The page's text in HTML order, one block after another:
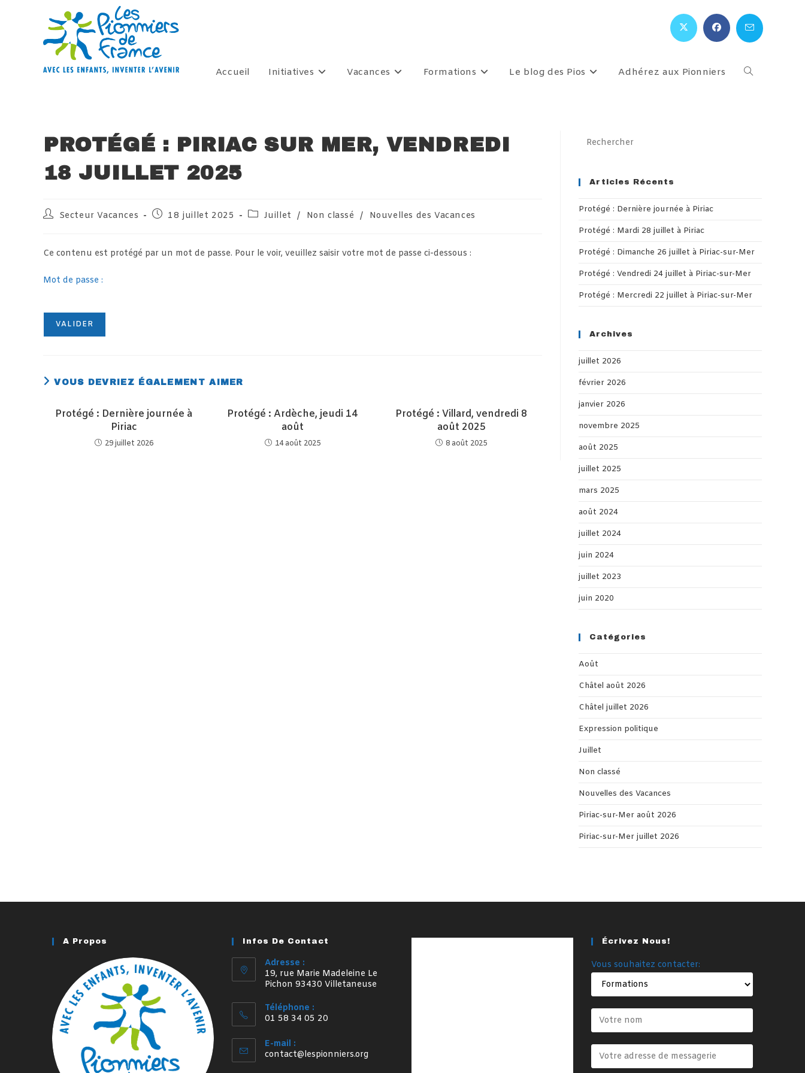
Accueil Initiatives Vacances Formations Le blog des Pios Adhérez aux Pionniers Toggle
PROTÉGÉ : PIRIAC SUR MER, VENDREDI
18 JUILLET 2025
Auteur/autrice
publication :
Secteur Vacances
Publication
18 juillet 2025
PostJuillet / Non classé / Nouvelles des Vacances
Ce contenu est protégé par un mot de passe. Pour le voir, veuillez saisir votre mot de passe ci-dessous :
Mot de passe :
VOUS DEVRIEZ ÉGALEMENT AIMER
Protégé : Dernière journée à
Piriac
29 juillet 2026
Protégé : Ardèche, jeudi 14
août
14 août 2025
Protégé : Villard, vendredi 8
août 2025
8 août 2025
Articles Récents
Protégé : Dernière journée à Piriac
Protégé : Mardi 28 juillet à Piriac
Protégé : Dimanche 26 juillet à Piriac-sur-Mer
Protégé : Vendredi 24 juillet à Piriac-sur-Mer
Protégé : Mercredi 22 juillet à Piriac-sur-Mer
Archives
juillet 2026
février 2026
janvier 2026
novembre 2025
août 2025
juillet 2025
mars 2025
août 2024
juillet 2024
juin 2024
juillet 2023
juin 2020
Catégories
Août
Châtel août 2026
Châtel juillet 2026
Expression politique
Juillet
Non classé
Nouvelles des Vacances
Piriac-sur-Mer août 2026
Piriac-sur-Mer juillet 2026
A Propos Infos De Contact
Adresse :
19, rue Marie Madeleine Le
Pichon 93430 Villetaneuse
Téléphone :
01 58 34 05 20
E-mail :
contact@lespionniers.orgS’ouvre
Écrivez Nous!
Vous souhaitez contacter: